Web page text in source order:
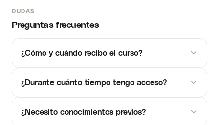
DUDAS
Preguntas frecuentes
¿Cómo y cuándo recibo el curso?
¿Durante cuánto tiempo tengo acceso?
¿Necesito conocimientos previos?